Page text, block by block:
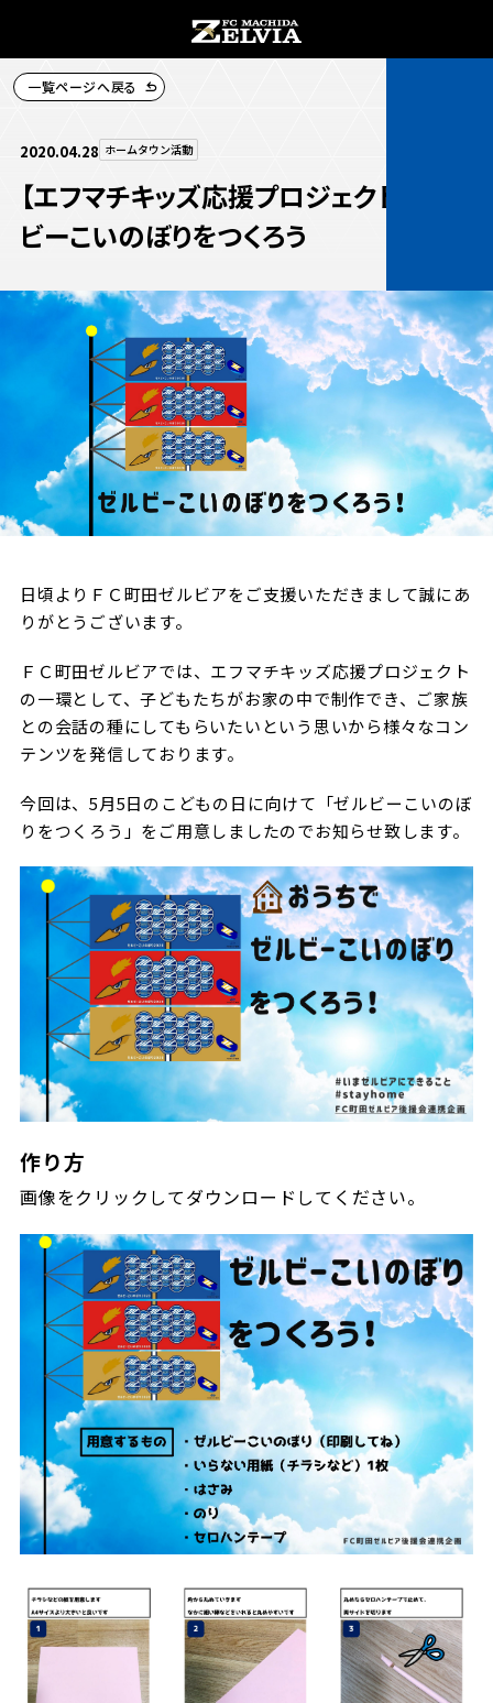
お知らせトップ
TOPチーム
試合情報
チケット
イベント
グッズ
メディア
ホームタウン活動
アカデミー
スクール
試合情報トップ
試合データ
試合日程・結果
観戦するトップ
チケット購入手順
チケット販売スケジュール
️スタジアムを知る
スタジアムマップ
観戦方法を知る
スタジアム観戦ガイド
観戦マナー＆ルール
ビジターサポーターの皆様へ
車イスでの観戦
試合運営管理規程
クラブを知る
ＦＣ町田ゼルビアについて
選手・スタッフ紹介
ファンになる
ファンクラブ
クラブゼルビスタへの入会
トレーニングの見学・ファンサービス
ボランティア
ＦＣ町田ゼルビアカレンダー
三輪緑山ベースを利用
三輪緑山ベースご利用案内
グッズを買う
グッズを買うトップ
ユニフォーム
ホームタウン
ホームタウントップ
ゼルビアアシスト募集
ゼルビアアシスト協賛企業一覧
ゼルナビ
ゼル塾
ＦＣ町田ゼルビアスポーツクラブ
ＦＣ町田ゼルビアアカデミー
ゼルビアフットサルパーク
パートナー
パートナートップ
パートナー企業一覧
お問い合わせ利用規約 肖像権・ロゴについて プライバシ
FOLLOW
一覧ページへ戻る
2020.04.28 ホームタウン活動
【エフマチキッズ応援プロジェクト】ゼル
ビーこいのぼりをつくろう
日頃よりＦＣ町田ゼルビアをご支援いただきまして誠にあ
りがとうございます。
ＦＣ町田ゼルビアでは、エフマチキッズ応援プロジェクト
の一環として、子どもたちがお家の中で制作でき、ご家族
との会話の種にしてもらいたいという思いから様々なコン
テンツを発信しております。
今回は、5月5日のこどもの日に向けて「ゼルビーこいのぼ
りをつくろう」をご用意しましたのでお知らせ致します。
作り方
画像をクリックしてダウンロードしてください。